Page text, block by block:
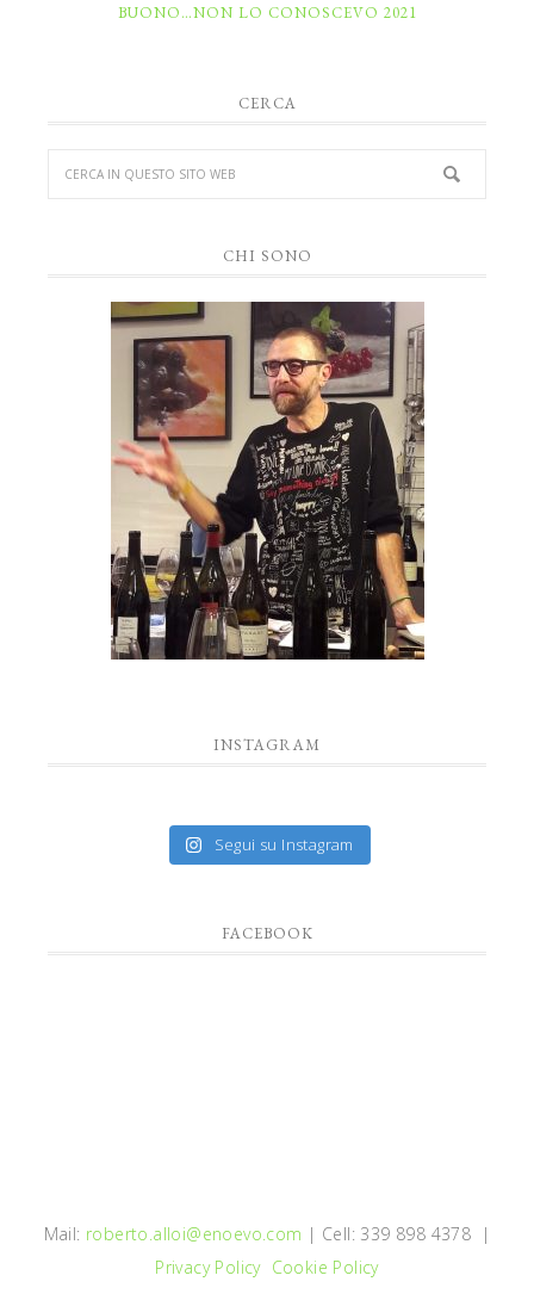
BUONO…NON LO CONOSCEVO 2021
CERCA
CHI SONO
INSTAGRAM
Segui su Instagram
FACEBOOK
Mail: roberto.alloi@enoevo.com | Cell: 339 898 4378 |
Privacy Policy Cookie Policy